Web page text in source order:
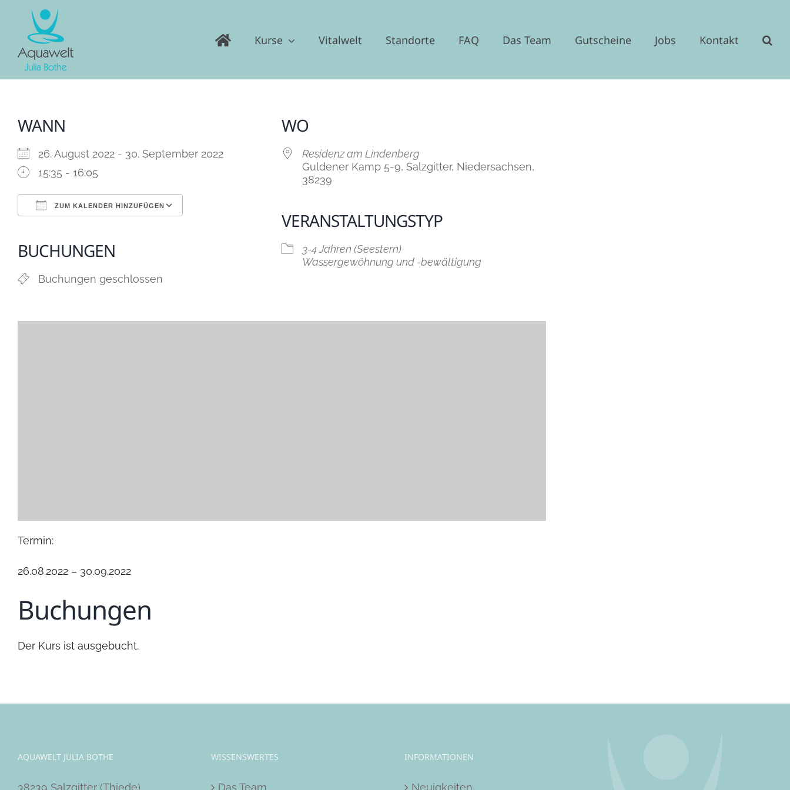
content
Kurse Vitalwelt Standorte FAQ Das Team Gutscheine Jobs Kontakt
WANN
26. August 2022 - 30. September 2022
15:35 - 16:05
ZUM KALENDER HINZUFÜGEN
iCalendar
BUCHUNGEN
Buchungen geschlossen
WO
Residenz am Lindenberg
Guldener Kamp 5-9, Salzgitter, Niedersachsen,
38239
VERANSTALTUNGSTYP
3-4 Jahren (Seestern)
Wassergewöhnung und -bewältigung
Termin:
26.08.2022 – 30.09.2022
Buchungen
Der Kurs ist ausgebucht.
AQUAWELT JULIA BOTHE
38239 Salzgitter (Thiede)
WISSENSWERTES
Das Team
INFORMATIONEN
Neuigkeiten